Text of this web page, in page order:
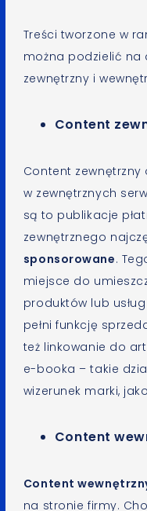
Treści tworzone w
można podzielić na
zewnętrzny i
Content
Content
w zewnętrznych
są to publikacje
zewnętrznego
sponsorowane.
miejsce do
produktów lub
pełni funkcję
też linkowanie do
e-booka – takie
wizerunek marki,
Content
Content
na stronie firmy.